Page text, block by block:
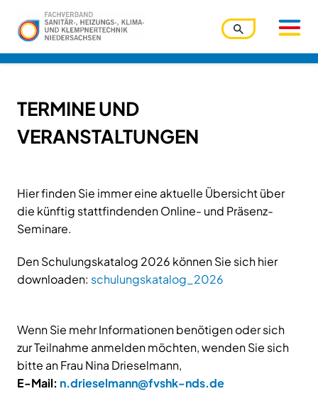
Benutzername
Passwort vergessen?
verwaltet. Bitte nutzen Sie die dortige Funktion.
TERMINE UND
VERANSTALTUNGEN
Hier finden Sie immer eine aktuelle Übersicht über
die künftig stattfindenden Online- und Präsenz-
Seminare.
Den Schulungskatalog 2026 können Sie sich hier
downloaden: schulungskatalog_2026
Wenn Sie mehr Informationen benötigen oder sich
zur Teilnahme anmelden möchten, wenden Sie sich
bitte an Frau Nina Drieselmann,
E-Mail: n.drieselmann@fvshk-nds.de